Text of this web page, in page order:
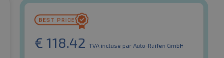
€ 118.42 TVA incluse par Auto-Raifen GmbH